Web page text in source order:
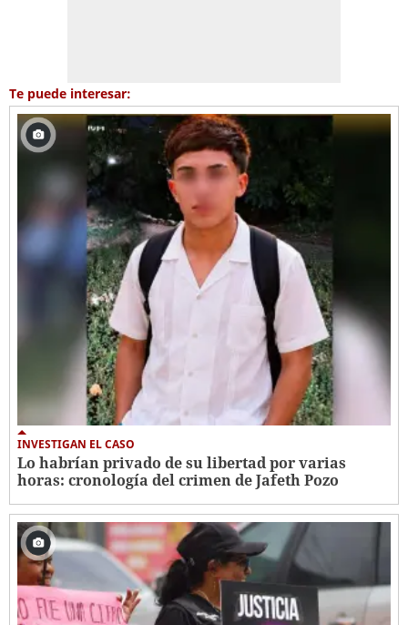
Te puede interesar:
INVESTIGAN EL CASO
Lo habrían privado de su libertad por varias
horas: cronología del crimen de Jafeth Pozo